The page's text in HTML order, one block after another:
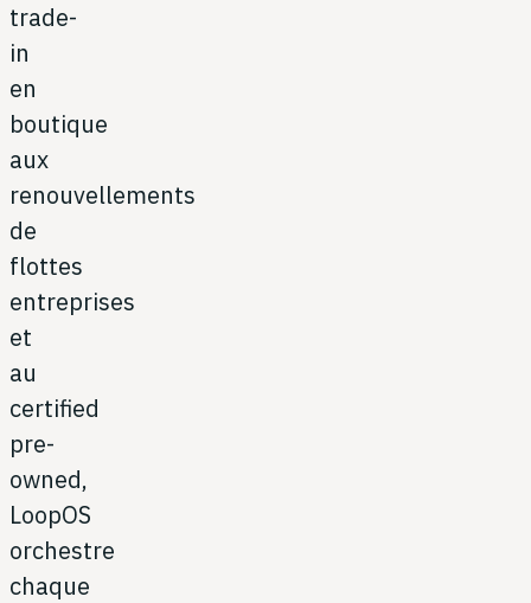
trade-
in
en
boutique
aux
renouvellements
de
flottes
entreprises
et
au
certified
pre-
owned,
LoopOS
orchestre
chaque